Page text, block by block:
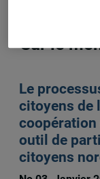
Sur le
Le
citoyens de
coopération
outil de
citoyens